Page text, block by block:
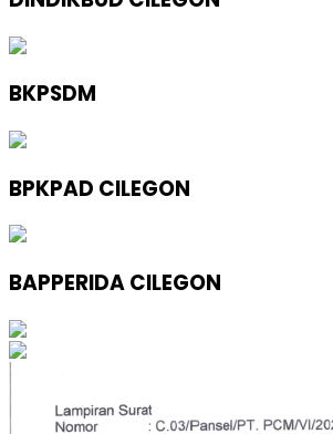
BKPSDM
BPKPAD CILEGON
BAPPERIDA CILEGON